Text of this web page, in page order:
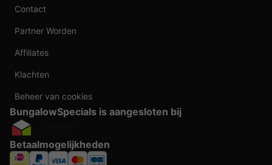
Contact
Partner Worden
Affiliates
Klachten
Beheer van cookies
BungalowSpecials is aangesloten bij
Betaalmogelijkheden